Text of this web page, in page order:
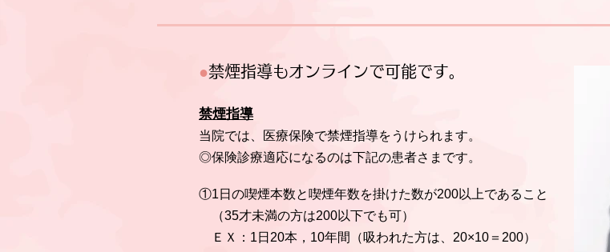
●禁煙指導もオンラインで可能です。
禁煙指導
当院では、医療保険で禁煙指導をうけられます。
◎保険診療適応になるのは下記の患者さまです。
①1日の喫煙本数と喫煙年数を掛けた数が200以上であること
（35才未満の方は200以下でも可）
ＥＸ：1日20本，10年間（吸われた方は、20×10＝200）